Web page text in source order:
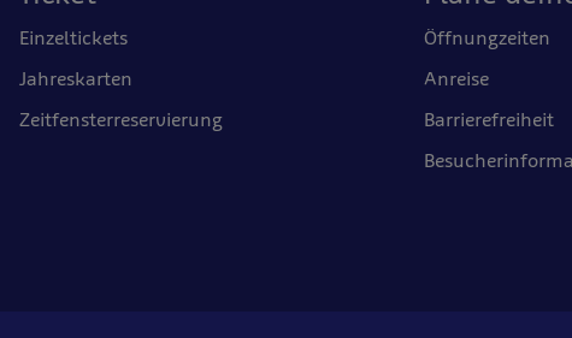
Einzeltickets
Jahreskarten
Zeitfensterreservierung
Öffnungzeiten
Anreise
Barrierefreiheit